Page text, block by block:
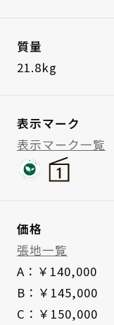
質量
21.8kg
表示マーク
表示マーク一覧
価格
張地一覧
A：￥140,000
B：￥145,000
C：￥150,000